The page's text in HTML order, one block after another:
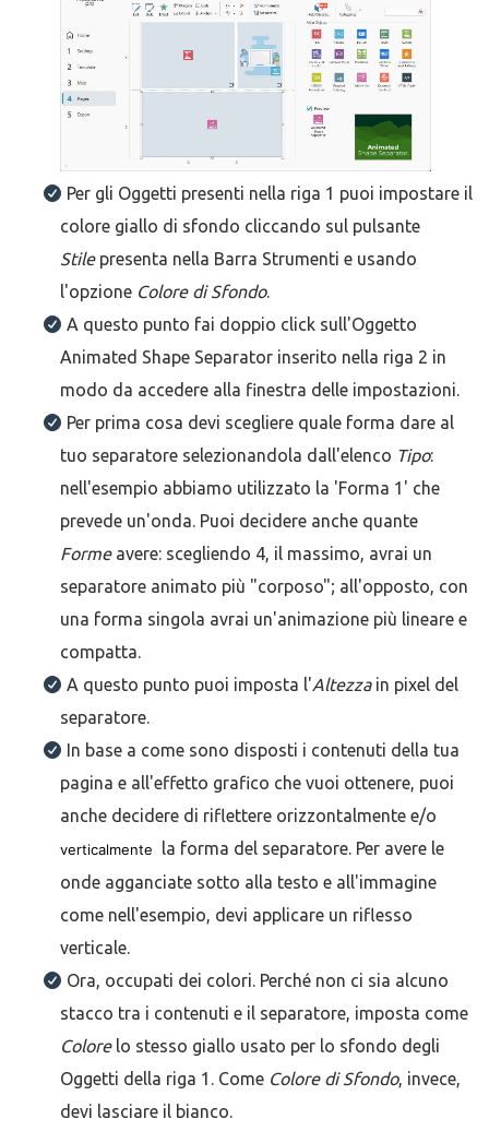
Per gli Oggetti presenti nella riga 1 puoi impostare il
colore giallo di sfondo cliccando sul pulsante
Stile presenta nella Barra Strumenti e usando
l'opzione Colore di Sfondo.
A questo punto fai doppio click sull'Oggetto
Animated Shape Separator inserito nella riga 2 in
modo da accedere alla finestra delle impostazioni.
Per prima cosa devi scegliere quale forma dare al
tuo separatore selezionandola dall'elenco Tipo:
nell'esempio abbiamo utilizzato la 'Forma 1' che
prevede un'onda. Puoi decidere anche quante
Formeavere: scegliendo 4, il massimo, avrai un
separatore animato più "corposo"; all'opposto, con
una forma singola avrai un'animazione più lineare e
compatta.
A questo punto puoi imposta l'Altezzain pixel del
separatore.
In base a come sono disposti i contenuti della tua
pagina e all'effetto grafico che vuoi ottenere, puoi
anche decidere di riflettere orizzontalmente e/o
verticalmente
la forma del separatore. Per avere le
onde agganciate sotto alla testo e all'immagine
come nell'esempio, devi applicare un riflesso
verticale.
Ora, occupati dei colori. Perché non ci sia alcuno
stacco tra i contenuti e il separatore, imposta come
Colore lo stesso giallo usato per lo sfondo degli
Oggetti della riga 1. Come Colore di Sfondo, invece,
devi lasciare il bianco.